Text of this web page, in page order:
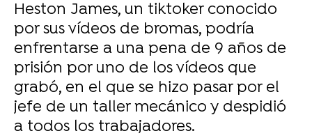
Heston James, un tiktoker conocido
por sus vídeos de bromas, podría
enfrentarse a una pena de 9 años de
prisión por uno de los vídeos que
grabó, en el que se hizo pasar por el
jefe de un taller mecánico y despidió
a todos los trabajadores.